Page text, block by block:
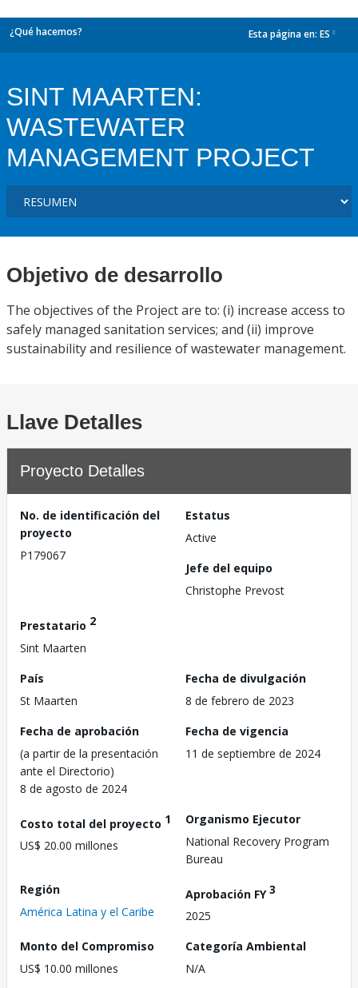
¿Qué hacemos? Esta página en: ES
SINT MAARTEN:
WASTEWATER
MANAGEMENT PROJECT
Objetivo de desarrollo
The objectives of the Project are to: (i) increase access to
safely managed sanitation services; and (ii) improve
sustainability and resilience of wastewater management.
Llave Detalles
Proyecto Detalles
No. de identificación del
proyecto
P179067
Estatus
Active
Jefe del equipo
Christophe Prevost
Prestatario 2
Sint Maarten
País
St Maarten
Fecha de divulgación
8 de febrero de 2023
Fecha de aprobación
(a partir de la presentación
ante el Directorio)
8 de agosto de 2024
Fecha de vigencia
11 de septiembre de 2024
Costo total del proyecto 1
US$ 20.00 millones
Organismo Ejecutor
National Recovery Program
Bureau
Región
América Latina y el Caribe
Aprobación FY3
2025
Monto del Compromiso
US$ 10.00 millones
Categoría Ambiental
N/A